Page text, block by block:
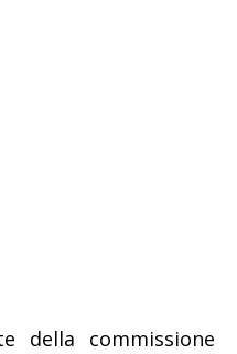
della commissione